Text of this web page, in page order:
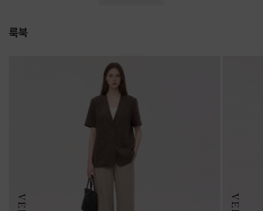
룩북